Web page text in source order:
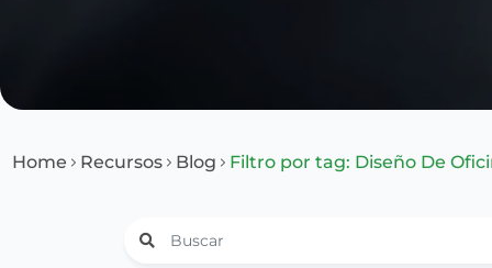
Home Recursos Blog Filtro por tag: Diseño De